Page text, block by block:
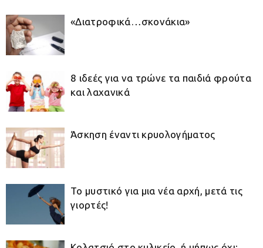
«Διατροφικά…σκονάκια»
8 ιδεές για να τρώνε τα παιδιά φρούτα
και λαχανικά
Άσκηση έναντι κρυολογήματος
Το μυστικό για μια νέα αρχή, μετά τις
γιορτές!